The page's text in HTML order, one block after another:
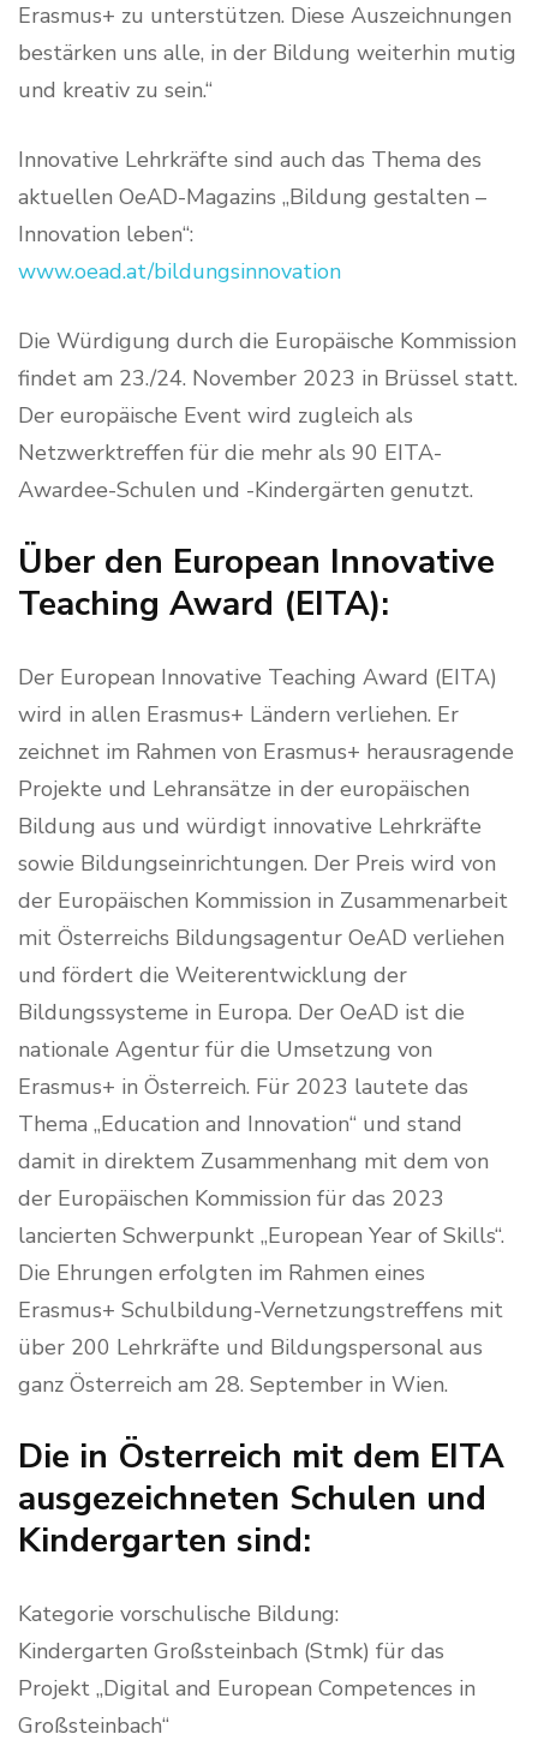
Erasmus+ zu unterstützen. Diese Auszeichnungen
bestärken uns alle, in der Bildung weiterhin mutig
und kreativ zu sein.“
Innovative Lehrkräfte sind auch das Thema des
aktuellen OeAD-Magazins „Bildung gestalten –
Innovation leben“:
www.oead.at/bildungsinnovation
Die Würdigung durch die Europäische Kommission
findet am 23./24. November 2023 in Brüssel statt.
Der europäische Event wird zugleich als
Netzwerktreffen für die mehr als 90 EITA-
Awardee-Schulen und -Kindergärten genutzt.
Über den European Innovative
Teaching Award (EITA):
Der European Innovative Teaching Award (EITA)
wird in allen Erasmus+ Ländern verliehen. Er
zeichnet im Rahmen von Erasmus+ herausragende
Projekte und Lehransätze in der europäischen
Bildung aus und würdigt innovative Lehrkräfte
sowie Bildungseinrichtungen. Der Preis wird von
der Europäischen Kommission in Zusammenarbeit
mit Österreichs Bildungsagentur OeAD verliehen
und fördert die Weiterentwicklung der
Bildungssysteme in Europa. Der OeAD ist die
nationale Agentur für die Umsetzung von
Erasmus+ in Österreich. Für 2023 lautete das
Thema „Education and Innovation“ und stand
damit in direktem Zusammenhang mit dem von
der Europäischen Kommission für das 2023
lancierten Schwerpunkt „European Year of Skills“.
Die Ehrungen erfolgten im Rahmen eines
Erasmus+ Schulbildung-Vernetzungstreffens mit
über 200 Lehrkräfte und Bildungspersonal aus
ganz Österreich am 28. September in Wien.
Die in Österreich mit dem EITA
ausgezeichneten Schulen und
Kindergarten sind:
Kategorie vorschulische Bildung:
Kindergarten Großsteinbach (Stmk) für das
Projekt „Digital and European Competences in
Großsteinbach“